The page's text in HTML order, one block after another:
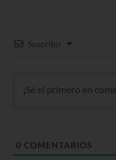
Suscribir
0 COMENTARIOS